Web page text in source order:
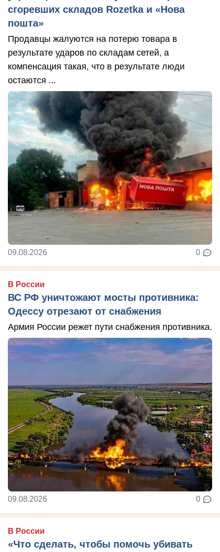
сгоревших складов Rozetka и «Нова
пошта»
Продавцы жалуются на потерю товара в
результате ударов по складам сетей, а
компенсация такая, что в результате люди
остаются ...
09.08.2026 0
В России
ВС РФ уничтожают мосты противника:
Одессу отрезают от снабжения
Армия России режет пути снабжения противника.
09.08.2026 0
В России
«Что сделать, чтобы помочь убивать